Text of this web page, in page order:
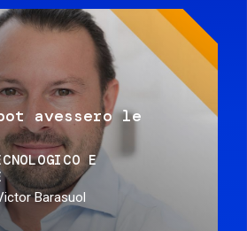
avessero le
E
Barasuol